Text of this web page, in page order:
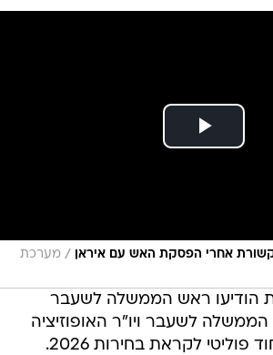
אחרי הפסקת האש עם איראן / מערכת
הודיעו ראש הממשלה לשעבר
לשעבר ויו"ר האופוזיציה
יאיר לפיד על איחוד פוליטי לקראת בחירות 2026.